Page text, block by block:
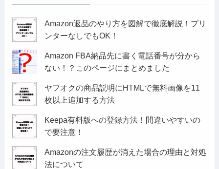
Amazon返品のやり方を図解で徹底解説！プリ
ンターなしでもOK！
Amazon FBA納品先に書く電話番号が分から
ない！？このページにまとめました
ヤフオクの商品説明にHTMLで無料画像を11
枚以上追加する方法
Keepa有料版への登録方法！間違いやすいの
で要注意！
Amazonの注文履歴が消えた場合の理由と対処
法について